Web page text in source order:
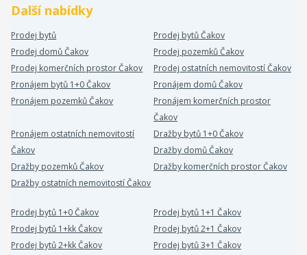
Další nabídky
Prodej bytů
Prodej bytů Čakov
Prodej domů Čakov
Prodej pozemků Čakov
Prodej komerčních prostor Čakov
Prodej ostatních nemovitostí Čakov
Pronájem bytů 1+0 Čakov
Pronájem domů Čakov
Pronájem pozemků Čakov
Pronájem komerčních prostor
Čakov
Pronájem ostatních nemovitostí
Čakov
Dražby bytů 1+0 Čakov
Dražby domů Čakov
Dražby pozemků Čakov
Dražby komerčních prostor Čakov
Dražby ostatních nemovitostí Čakov
Prodej bytů 1+0 Čakov
Prodej bytů 1+1 Čakov
Prodej bytů 1+kk Čakov
Prodej bytů 2+1 Čakov
Prodej bytů 2+kk Čakov
Prodej bytů 3+1 Čakov